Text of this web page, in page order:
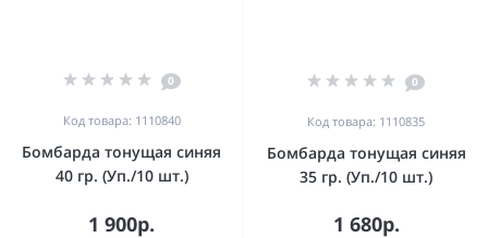
0
Код товара: 1110840
Бомбарда тонущая синяя
40 гр. (Уп./10 шт.)
1 900р.
0
Код товара: 1110835
Бомбарда тонущая синяя
35 гр. (Уп./10 шт.)
1 680р.